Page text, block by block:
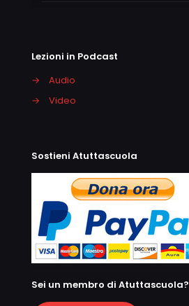
Lezioni in Podcast
→
Audio
→
Video
Sostieni Atuttascuola
Sei un membro di Atuttascuola?